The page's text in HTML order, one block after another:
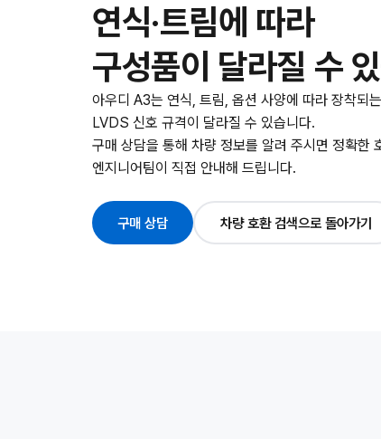
연식·트림에 따라
구성품이 달라질 수
아우디 A3는 연식, 트림, 옵션 사양에 따라 장착되
LVDS 신호 규격이 달라질 수 있습니다.
구매 상담을 통해 차량 정보를 알려 주시면 정확한
엔지니어팀이 직접 안내해 드립니다.
구매 상담 차량 호환 검색으로 돌아가기